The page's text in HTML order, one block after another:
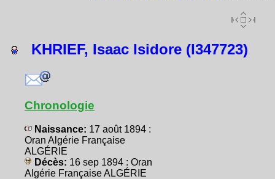
KHRIEF, Isaac Isidore (I347723)
Chronologie
Naissance: 17 août 1894 :
Oran Algérie Française
ALGÉRIE
Décès: 16 sep 1894 : Oran
Algérie Française ALGÉRIE